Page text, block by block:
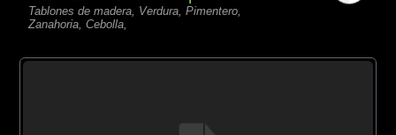
Tablones de madera, Verdura, Pimentero,
Zanahoria, Cebolla,